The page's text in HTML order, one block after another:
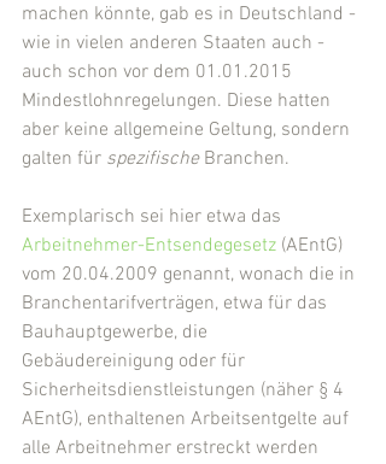
machen könnte, gab es in Deutschland -
wie in vielen anderen Staaten auch -
auch schon vor dem 01.01.2015
Mindestlohnregelungen. Diese hatten
aber keine allgemeine Geltung, sondern
galten für spezifische Branchen.
Exemplarisch sei hier etwa das
Arbeitnehmer-Entsendegesetz (AEntG)
vom 20.04.2009 genannt, wonach die in
Branchentarifverträgen, etwa für das
Bauhauptgewerbe, die
Gebäudereinigung oder für
Sicherheitsdienstleistungen (näher § 4
AEntG), enthaltenen Arbeitsentgelte auf
alle Arbeitnehmer erstreckt werden